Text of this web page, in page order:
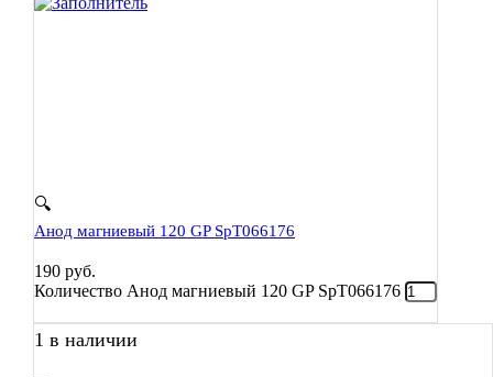
🔍
Анод магниевый 120 GP SpT066176
190 руб.
Количество Анод магниевый 120 GP SpT066176
1 в наличии